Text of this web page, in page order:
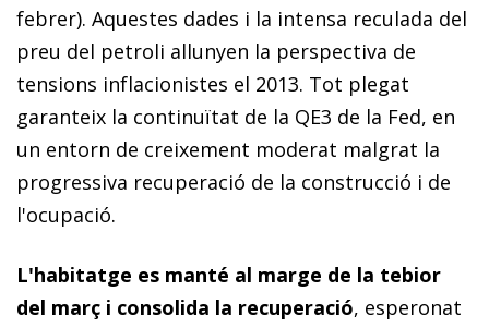
febrer). Aquestes dades i la intensa reculada del
preu del petroli allunyen la perspectiva de
tensions inflacionistes el 2013. Tot plegat
garanteix la continuïtat de la QE3 de la Fed, en
un entorn de creixement moderat malgrat la
progressiva recuperació de la construcció i de
l'ocupació.
L'habitatge es manté al marge de la tebior
del març i consolida la recuperació, esperonat